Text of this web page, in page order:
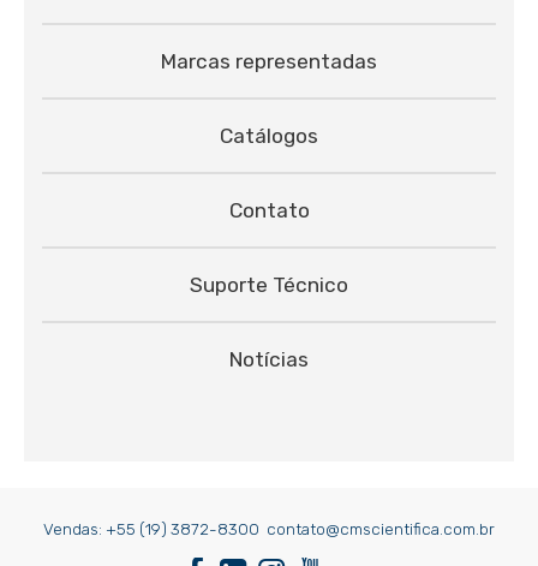
Marcas representadas
Catálogos
Contato
Suporte Técnico
Notícias
Vendas: +55 (19) 3872-8300 contato@cmscientifica.com.br